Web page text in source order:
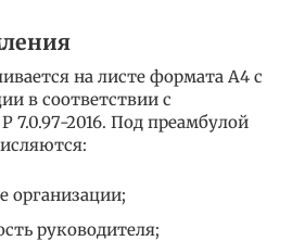
на листе формата А4 с
в соответствии с
7.0.97-2016. Под преамбулой
организации;
руководителя;